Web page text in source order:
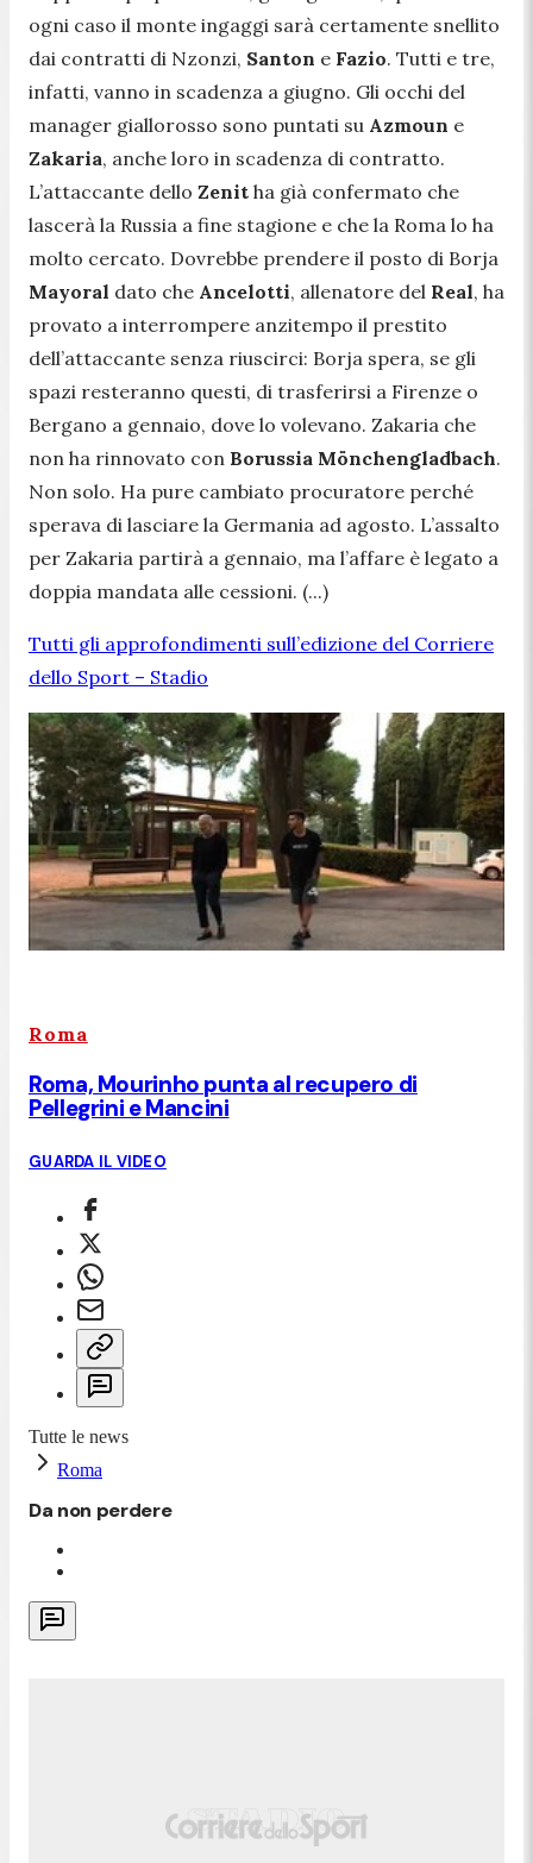
ogni caso il monte ingaggi sarà certamente snellito
dai contratti di Nzonzi, Santon e Fazio. Tutti e tre,
infatti, vanno in scadenza a giugno. Gli occhi del
manager giallorosso sono puntati su Azmoun e
Zakaria, anche loro in scadenza di contratto.
L’attaccante dello Zenit ha già confermato che
lascerà la Russia a fine stagione e che la Roma lo ha
molto cercato. Dovrebbe prendere il posto di Borja
Mayoral dato che Ancelotti, allenatore del Real, ha
provato a interrompere anzitempo il prestito
dell’attaccante senza riuscirci: Borja spera, se gli
spazi resteranno questi, di trasferirsi a Firenze o
Bergano a gennaio, dove lo volevano. Zakaria che
non ha rinnovato con Borussia Mönchengladbach.
Non solo. Ha pure cambiato procuratore perché
sperava di lasciare la Germania ad agosto. L’assalto
per Zakaria partirà a gennaio, ma l’affare è legato a
doppia mandata alle cessioni. (...)
Tutti gli approfondimenti sull’edizione del Corriere
dello Sport – Stadio
Roma
Roma, Mourinho punta al recupero di
Pellegrini e Mancini
GUARDA IL VIDEO
Tutte le news
Roma
Da non perdere